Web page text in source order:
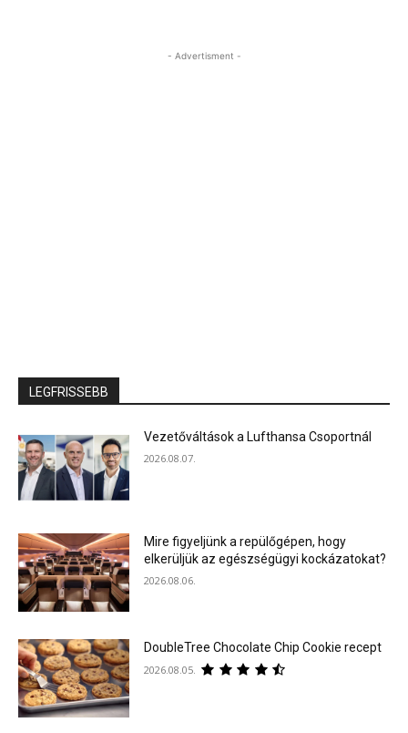
- Advertisment -
LEGFRISSEBB
Vezetőváltások a Lufthansa Csoportnál
2026.08.07.
Mire figyeljünk a repülőgépen, hogy
elkerüljük az egészségügyi kockázatokat?
2026.08.06.
DoubleTree Chocolate Chip Cookie recept
2026.08.05.